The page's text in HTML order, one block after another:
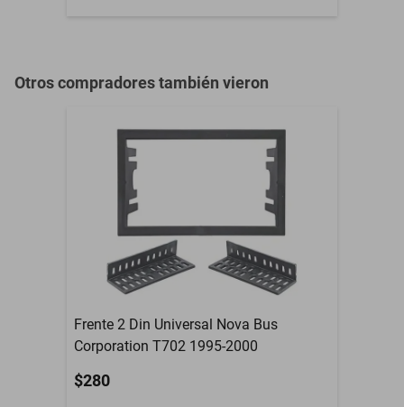
Otros compradores también vieron
Frente 2 Din Universal Nova Bus
Corporation T702 1995-2000
$280